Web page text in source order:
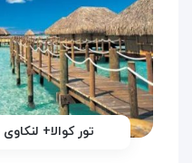
تور کوالا+ لنکاوی ۸ روزه با پرواز ایران…